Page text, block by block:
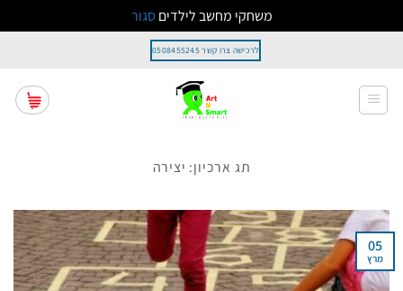
משחקי מחשב לילדיםסגור
content
לרכישה צרו קשר 0508455245
תג ארכיון: יצירה
05
מרץ